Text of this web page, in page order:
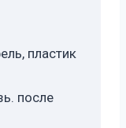
пластик
после